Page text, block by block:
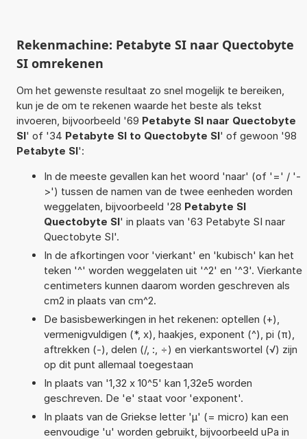
Rekenmachine: Petabyte SI naar Quectobyte
SI omrekenen
Om het gewenste resultaat zo snel mogelijk te bereiken,
kun je de om te rekenen waarde het beste als tekst
invoeren, bijvoorbeeld '69 Petabyte SI naar Quectobyte
SI' of '34 Petabyte SI to Quectobyte SI' of gewoon '98
Petabyte SI':
In de meeste gevallen kan het woord 'naar' (of '=' / '-
>') tussen de namen van de twee eenheden worden
weggelaten, bijvoorbeeld '28 Petabyte SI
Quectobyte SI' in plaats van '63 Petabyte SI naar
Quectobyte SI'.
In de afkortingen voor 'vierkant' en 'kubisch' kan het
teken '^' worden weggelaten uit '^2' en '^3'. Vierkante
centimeters kunnen daarom worden geschreven als
cm2 in plaats van cm^2.
De basisbewerkingen in het rekenen: optellen (+),
vermenigvuldigen (*, x), haakjes, exponent (^), pi (π),
aftrekken (-), delen (/, :, ÷) en vierkantswortel (√) zijn
op dit punt allemaal toegestaan
In plaats van '1,32 x 10^5' kan 1,32e5 worden
geschreven. De 'e' staat voor 'exponent'.
In plaats van de Griekse letter 'µ' (= micro) kan een
eenvoudige 'u' worden gebruikt, bijvoorbeeld uPa in